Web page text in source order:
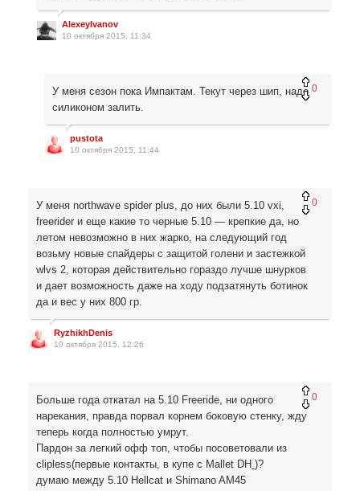
AlexeyIvanov
10 октября 2015, 11:34
0
У меня сезон пока Импактам. Текут через шип, надо
силиконом залить.
pustota
10 октября 2015, 11:44
0
У меня northwave spider plus, до них были 5.10 vxi,
freerider и еще какие то черные 5.10 — крепкие да, но
летом невозможно в них жарко, на следующий год
возьму новые спайдеры с защитой голени и застежкой
wlvs 2, которая действительно гораздо лучше шнурков
и дает возможность даже на ходу подзатянуть ботинок
да и вес у них 800 гр.
RyzhikhDenis
10 октября 2015, 12:26
0
Больше года откатал на 5.10 Freeride, ни одного
нарекания, правда порвал корнем боковую стенку, жду
теперь когда полностью умрут.
Пардон за легкий офф топ, чтобы посоветовали из
clipless(первые контакты, в купе с Mallet DH )?
думаю между 5.10 Hellcat и Shimano AM45